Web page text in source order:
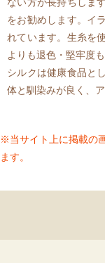
ない方が長持ちしま
をお勧めします。イ
れています。生糸を
よりも退色・堅牢度
シルクは健康食品と
体と馴染みが良く、
※当サイト上に掲載の
ます。